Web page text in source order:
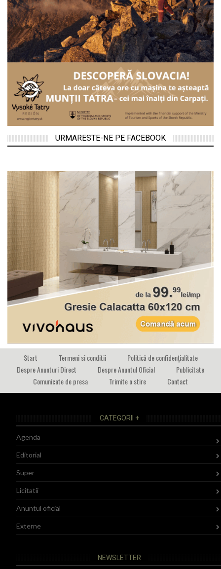
URMARESTE-NE PE FACEBOOK
Start Termeni si conditii
Politică de confidențialitate
Despre Anunturi Direct
Despre Anuntul Oficial
Publicitate
Comunicate de presa
Trimite o stire Contact
CATEGORII +
Agenda
Editorial
Super
Licitatii
Anuntul oficial
Externe
NEWSLETTER